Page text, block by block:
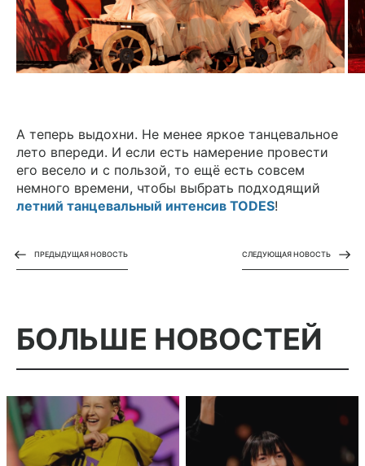
А теперь выдохни. Не менее яркое танцевальное
лето впереди. И если есть намерение провести
его весело и с пользой, то ещё есть совсем
немного времени, чтобы выбрать подходящий
летний танцевальный интенсив TODES!
ПРЕДЫДУЩАЯ НОВОСТЬ СЛЕДУЮЩАЯ НОВОСТЬ
БОЛЬШЕ НОВОСТЕЙ